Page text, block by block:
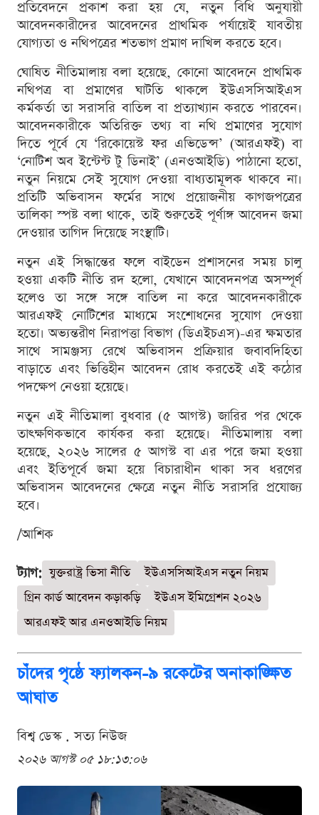
প্রতিবেদনে প্রকাশ করা হয় যে, নতুন বিধি অনুযায়ী
আবেদনকারীদের আবেদনের প্রাথমিক পর্যায়েই যাবতীয়
যোগ্যতা ও নথিপত্রের শতভাগ প্রমাণ দাখিল করতে হবে।
ঘোষিত নীতিমালায় বলা হয়েছে, কোনো আবেদনে প্রাথমিক
নথিপত্র বা প্রমাণের ঘাটতি থাকলে ইউএসসিআইএস
কর্মকর্তা তা সরাসরি বাতিল বা প্রত্যাখ্যান করতে পারবেন।
আবেদনকারীকে অতিরিক্ত তথ্য বা নথি প্রমাণের সুযোগ
দিতে পূর্বে যে ‘রিকোয়েস্ট ফর এভিডেন্স’ (আরএফই) বা
‘নোটিশ অব ইন্টেন্ট টু ডিনাই’ (এনওআইডি) পাঠানো হতো,
নতুন নিয়মে সেই সুযোগ দেওয়া বাধ্যতামূলক থাকবে না।
প্রতিটি অভিবাসন ফর্মের সাথে প্রয়োজনীয় কাগজপত্রের
তালিকা স্পষ্ট বলা থাকে, তাই শুরুতেই পূর্ণাঙ্গ আবেদন জমা
দেওয়ার তাগিদ দিয়েছে সংস্থাটি।
নতুন এই সিদ্ধান্তের ফলে বাইডেন প্রশাসনের সময় চালু
হওয়া একটি নীতি রদ হলো, যেখানে আবেদনপত্র অসম্পূর্ণ
হলেও তা সঙ্গে সঙ্গে বাতিল না করে আবেদনকারীকে
আরএফই নোটিশের মাধ্যমে সংশোধনের সুযোগ দেওয়া
হতো। অভ্যন্তরীণ নিরাপত্তা বিভাগ (ডিএইচএস)-এর ক্ষমতার
সাথে সামঞ্জস্য রেখে অভিবাসন প্রক্রিয়ার জবাবদিহিতা
বাড়াতে এবং ভিত্তিহীন আবেদন রোধ করতেই এই কঠোর
পদক্ষেপ নেওয়া হয়েছে।
নতুন এই নীতিমালা বুধবার (৫ আগস্ট) জারির পর থেকে
তাৎক্ষণিকভাবে কার্যকর করা হয়েছে। নীতিমালায় বলা
হয়েছে, ২০২৬ সালের ৫ আগস্ট বা এর পরে জমা হওয়া
এবং ইতিপূর্বে জমা হয়ে বিচারাধীন থাকা সব ধরণের
অভিবাসন আবেদনের ক্ষেত্রে নতুন নীতি সরাসরি প্রযোজ্য
হবে।
/আশিক
ট্যাগ: যুক্তরাষ্ট্র ভিসা নীতি
ইউএসসিআইএস নতুন নিয়ম
গ্রিন কার্ড আবেদন কড়াকড়ি
ইউএস ইমিগ্রেশন ২০২৬
আরএফই আর এনওআইডি নিয়ম
চাঁদের পৃষ্ঠে ফ্যালকন-৯ রকেটের অনাকাঙ্ক্ষিত
আঘাত
বিশ্ব ডেস্ক . সত্য নিউজ
২০২৬ আগস্ট ০৫ ১৮:১৩:০৬